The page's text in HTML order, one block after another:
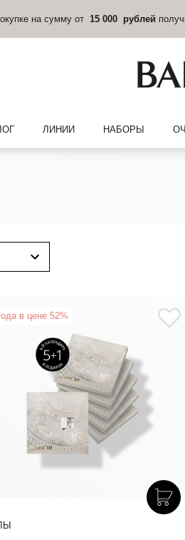
на сумму от 15 000 рублей
ЛИНИИ НАБОРЫ
в цене 52%